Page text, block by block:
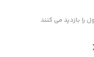
را بازدید می کنند